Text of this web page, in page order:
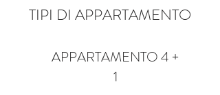
TIPI DI APPARTAMENTO
APPARTAMENTO 4 +
1